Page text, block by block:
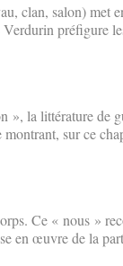
clan, salon) met
préfigure
la littérature de
sur ce
Ce « nous »
en œuvre de la